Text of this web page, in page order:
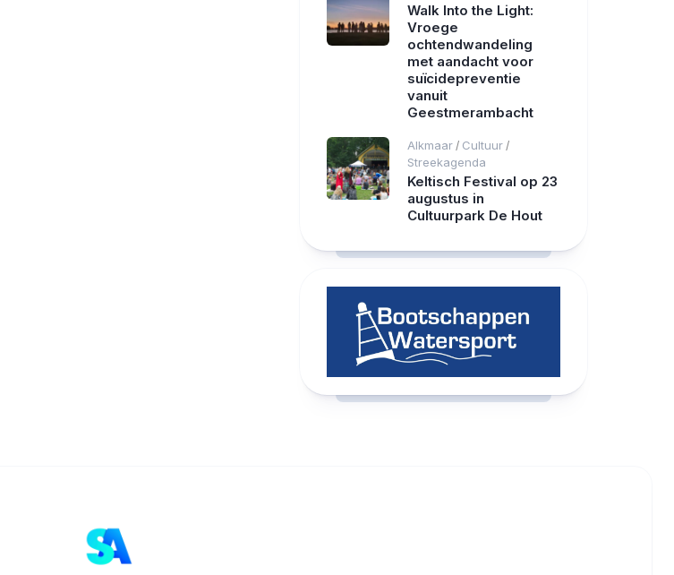
Walk Into the Light:
Vroege
ochtendwandeling
met aandacht voor
suïcidepreventie
vanuit
Geestmerambacht
Alkmaar / Cultuur /
Streekagenda
Keltisch Festival op 23
augustus in
Cultuurpark De Hout